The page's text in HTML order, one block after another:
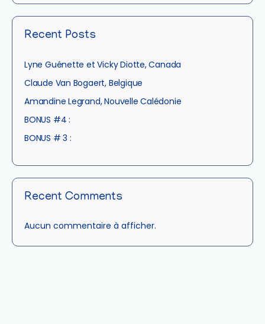
Recent Posts
Lyne Guénette et Vicky Diotte, Canada
Claude Van Bogaert, Belgique
Amandine Legrand, Nouvelle Calédonie
BONUS #4 :
BONUS # 3 :
Recent Comments
Aucun commentaire à afficher.